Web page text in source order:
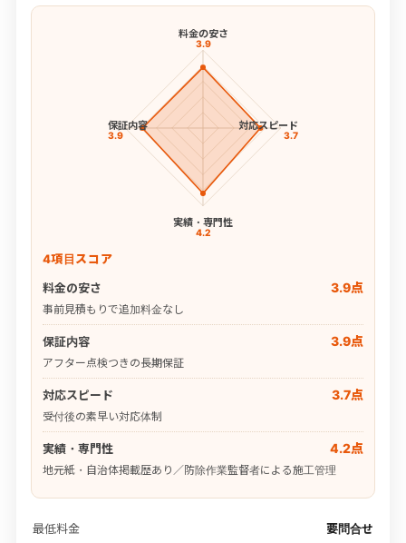
料金の安さ
3.9
対応スピード
3.7
実績・専門性
4.2
保証内容
3.9
4項目スコア
料金の安さ
3.9点
事前見積もりで追加料金なし
保証内容 3.9点
アフター点検つきの長期保証
対応スピード 3.7点
受付後の素早い対応体制
実績・専門性 4.2点
地元紙・自治体掲載歴あり／防除作業監督者による施工管理
最低料金 要問合せ